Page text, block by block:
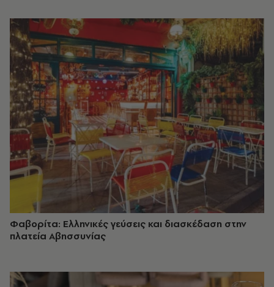
Φαβορίτα: Ελληνικές γεύσεις και διασκέδαση στην
πλατεία Αβησσυνίας